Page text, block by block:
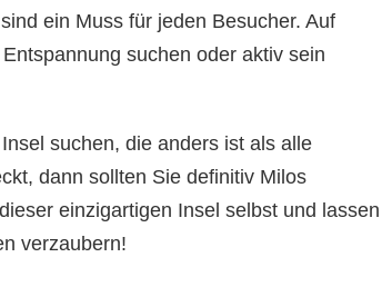
ein Muss für jeden Besucher. Auf
suchen oder aktiv sein
suchen, die anders ist als alle
dann sollten Sie definitiv Milos
einzigartigen Insel selbst und lassen
verzaubern!